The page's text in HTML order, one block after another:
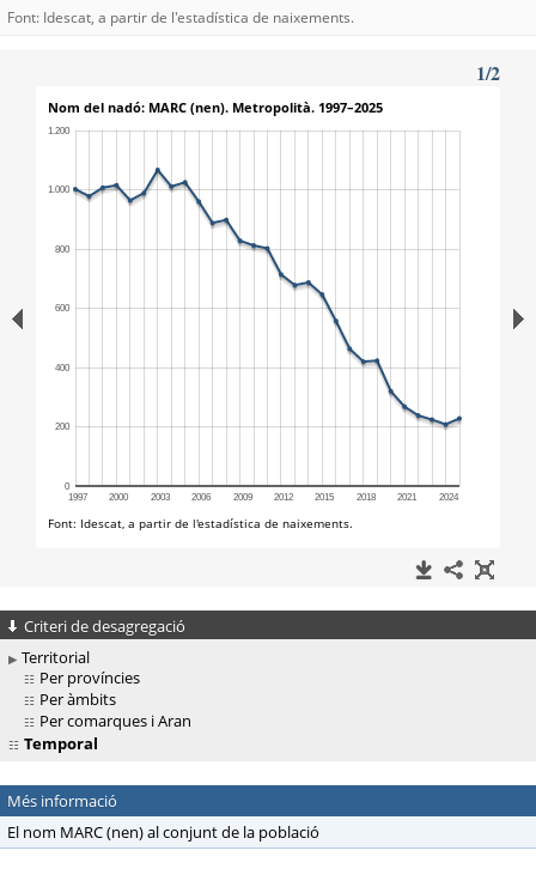
Font: Idescat, a partir de l'estadística de naixements.
Criteri de desagregació
Territorial
Per províncies
Per àmbits
Per comarques i Aran
Temporal
Més informació
El nom MARC (nen) al conjunt de la població